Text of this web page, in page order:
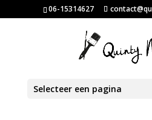
06-15314627
Selecteer een pagina